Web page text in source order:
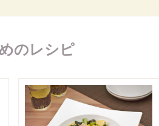
のレシピ